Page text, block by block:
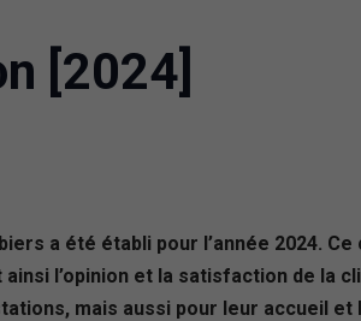
[2024]
a été établi pour l’année 2024.
l’opinion et la satisfaction de la
mais aussi pour leur accueil et